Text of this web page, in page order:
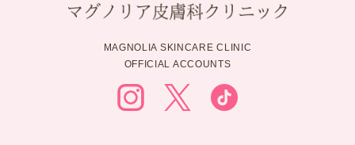
MAGNOLIA SKINCARE CLINIC
OFFICIAL ACCOUNTS